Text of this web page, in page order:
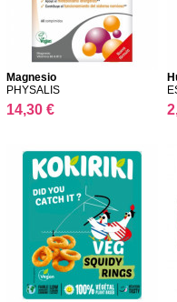
Magnesio
PHYSALIS
14,30 €